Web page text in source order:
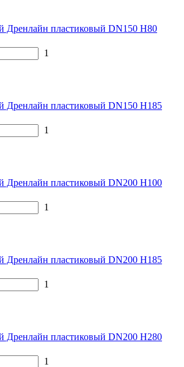
Дренлайн пластиковый DN150 H80
1
Дренлайн пластиковый DN150 H185
1
Дренлайн пластиковый DN200 H100
1
Дренлайн пластиковый DN200 H185
1
Дренлайн пластиковый DN200 H280
1